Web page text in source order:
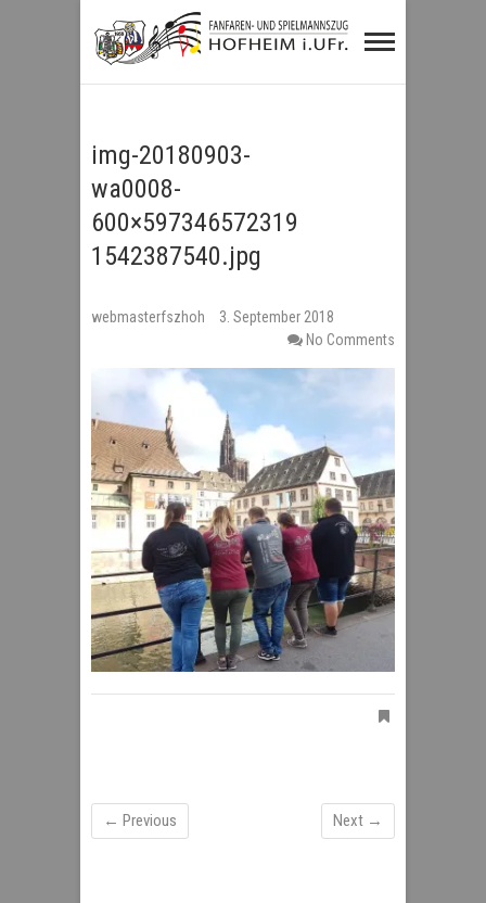
Fanfaren- und
Spielmannszug
img-20180903-
wa0008-
600×597346572319
1542387540.jpg
webmasterfszhoh
3. September 2018
No Comments
← Previous Next →